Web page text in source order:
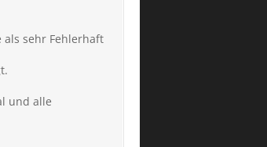
als sehr Fehlerhaft
und alle